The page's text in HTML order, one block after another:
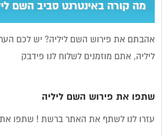
מה קורה באינטרנט סביב השם
אהבתם את פירוש השם ליליה? יש לכם
ליליה, אתם מוזמנים לשלוח לנו פידבק
שתפו את פירוש השם ליליה
עזרו לנו לשתף את האתר ברשת ! שתפו